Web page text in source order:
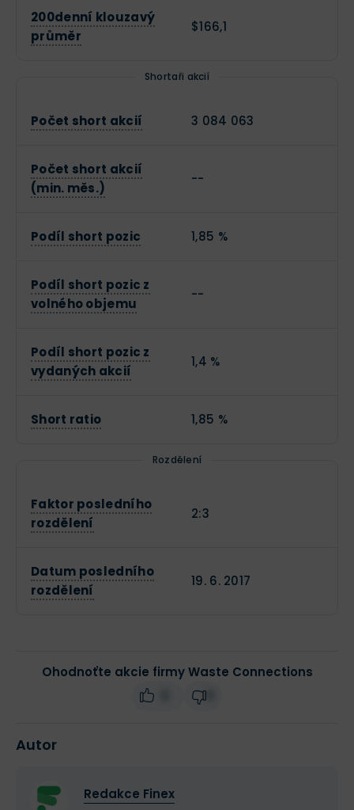
200denní klouzavý
průměr
$166,1
Shortaři akcií
Počet short akcií 3 084 063
Počet short akcií
(min. měs.)
--
Podíl short pozic 1,85 %
Podíl short pozic z
volného objemu
--
Podíl short pozic z
vydaných akcií
1,4 %
Short ratio 1,85 %
Rozdělení
Faktor posledního
rozdělení
2:3
Datum posledního
rozdělení
19. 6. 2017
Ohodnoťte akcie firmy Waste Connections
Autor
Redakce Finex